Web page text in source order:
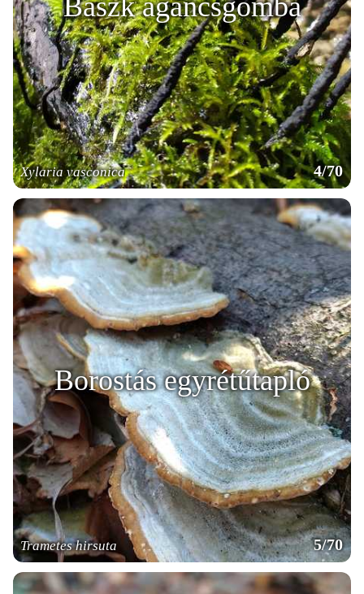
Baszk agancsgomba
Xylaria vasconica 4/70
Borostás egyrétűtapló
Trametes hirsuta 5/70